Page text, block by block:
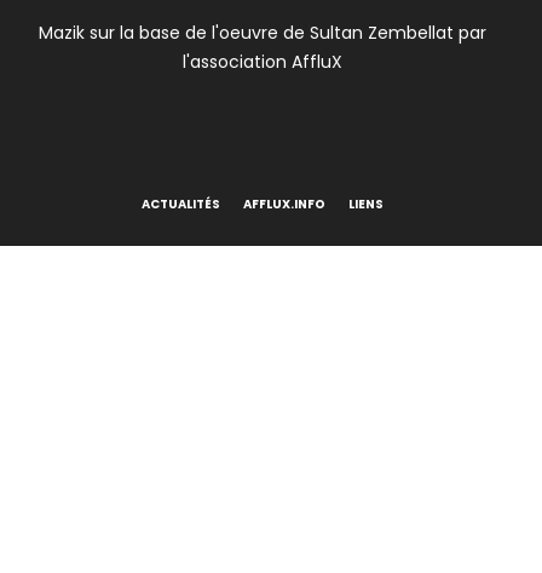
Mazik sur la base de l'oeuvre de Sultan Zembellat par
l'association AffluX
ACTUALITÉS AFFLUX.INFO LIENS